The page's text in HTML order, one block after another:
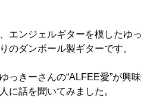
ンジェルギターを模したゆっ
のダンボール製ギターです。
っきーさんの“ALFEE愛”が興味
に話を聞いてみました。